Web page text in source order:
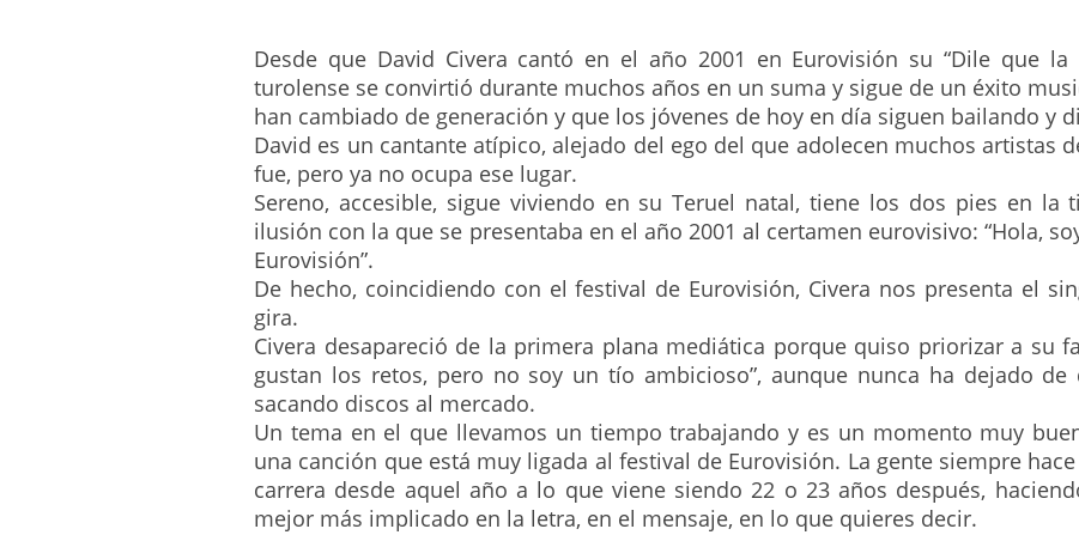
Desde que David Civera cantó en el año 2001 en Eurovisión su “Dile que
turolense se convirtió durante muchos años en un suma y sigue de un éxito
han cambiado de generación y que los jóvenes de hoy en día siguen bailando y
David es un cantante atípico, alejado del ego del que adolecen muchos artistas
fue, pero ya no ocupa ese lugar.
Sereno, accesible, sigue viviendo en su Teruel natal, tiene los dos pies en la
ilusión con la que se presentaba en el año 2001 al certamen eurovisivo: “Hola,
Eurovisión”.
De hecho, coincidiendo con el festival de Eurovisión, Civera nos presenta el
gira.
Civera desapareció de la primera plana mediática porque quiso priorizar a su
gustan los retos, pero no soy un tío ambicioso”, aunque nunca ha dejado
sacando discos al mercado.
Un tema en el que llevamos un tiempo trabajando y es un momento muy
una canción que está muy ligada al festival de Eurovisión. La gente siempre
carrera desde aquel año a lo que viene siendo 22 o 23 años después,
mejor más implicado en la letra, en el mensaje, en lo que quieres decir.